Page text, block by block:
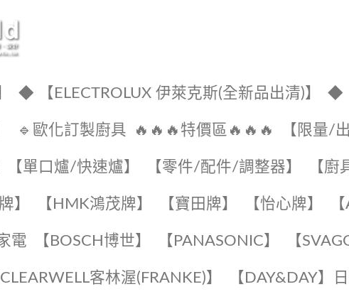
◆ 【ELECTROLUX 伊萊克斯(全新品出清)】 ◆
🔹歐化訂製廚具 🔥🔥🔥特價區🔥🔥🔥 【限量/
【單口爐/快速爐】 【零件/配件/調整器】 【廚
】 【HMK鴻茂牌】 【寶田牌】 ️【怡心牌】️
電 【BOSCH博世】 ️【PANASONIC】️ 【
CLEARWELL客林渥(FRANKE)】️ 【DAY&DAY】️